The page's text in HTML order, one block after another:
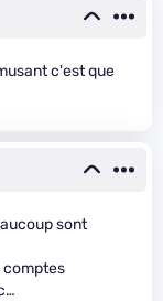
c'est que
sont
comptes